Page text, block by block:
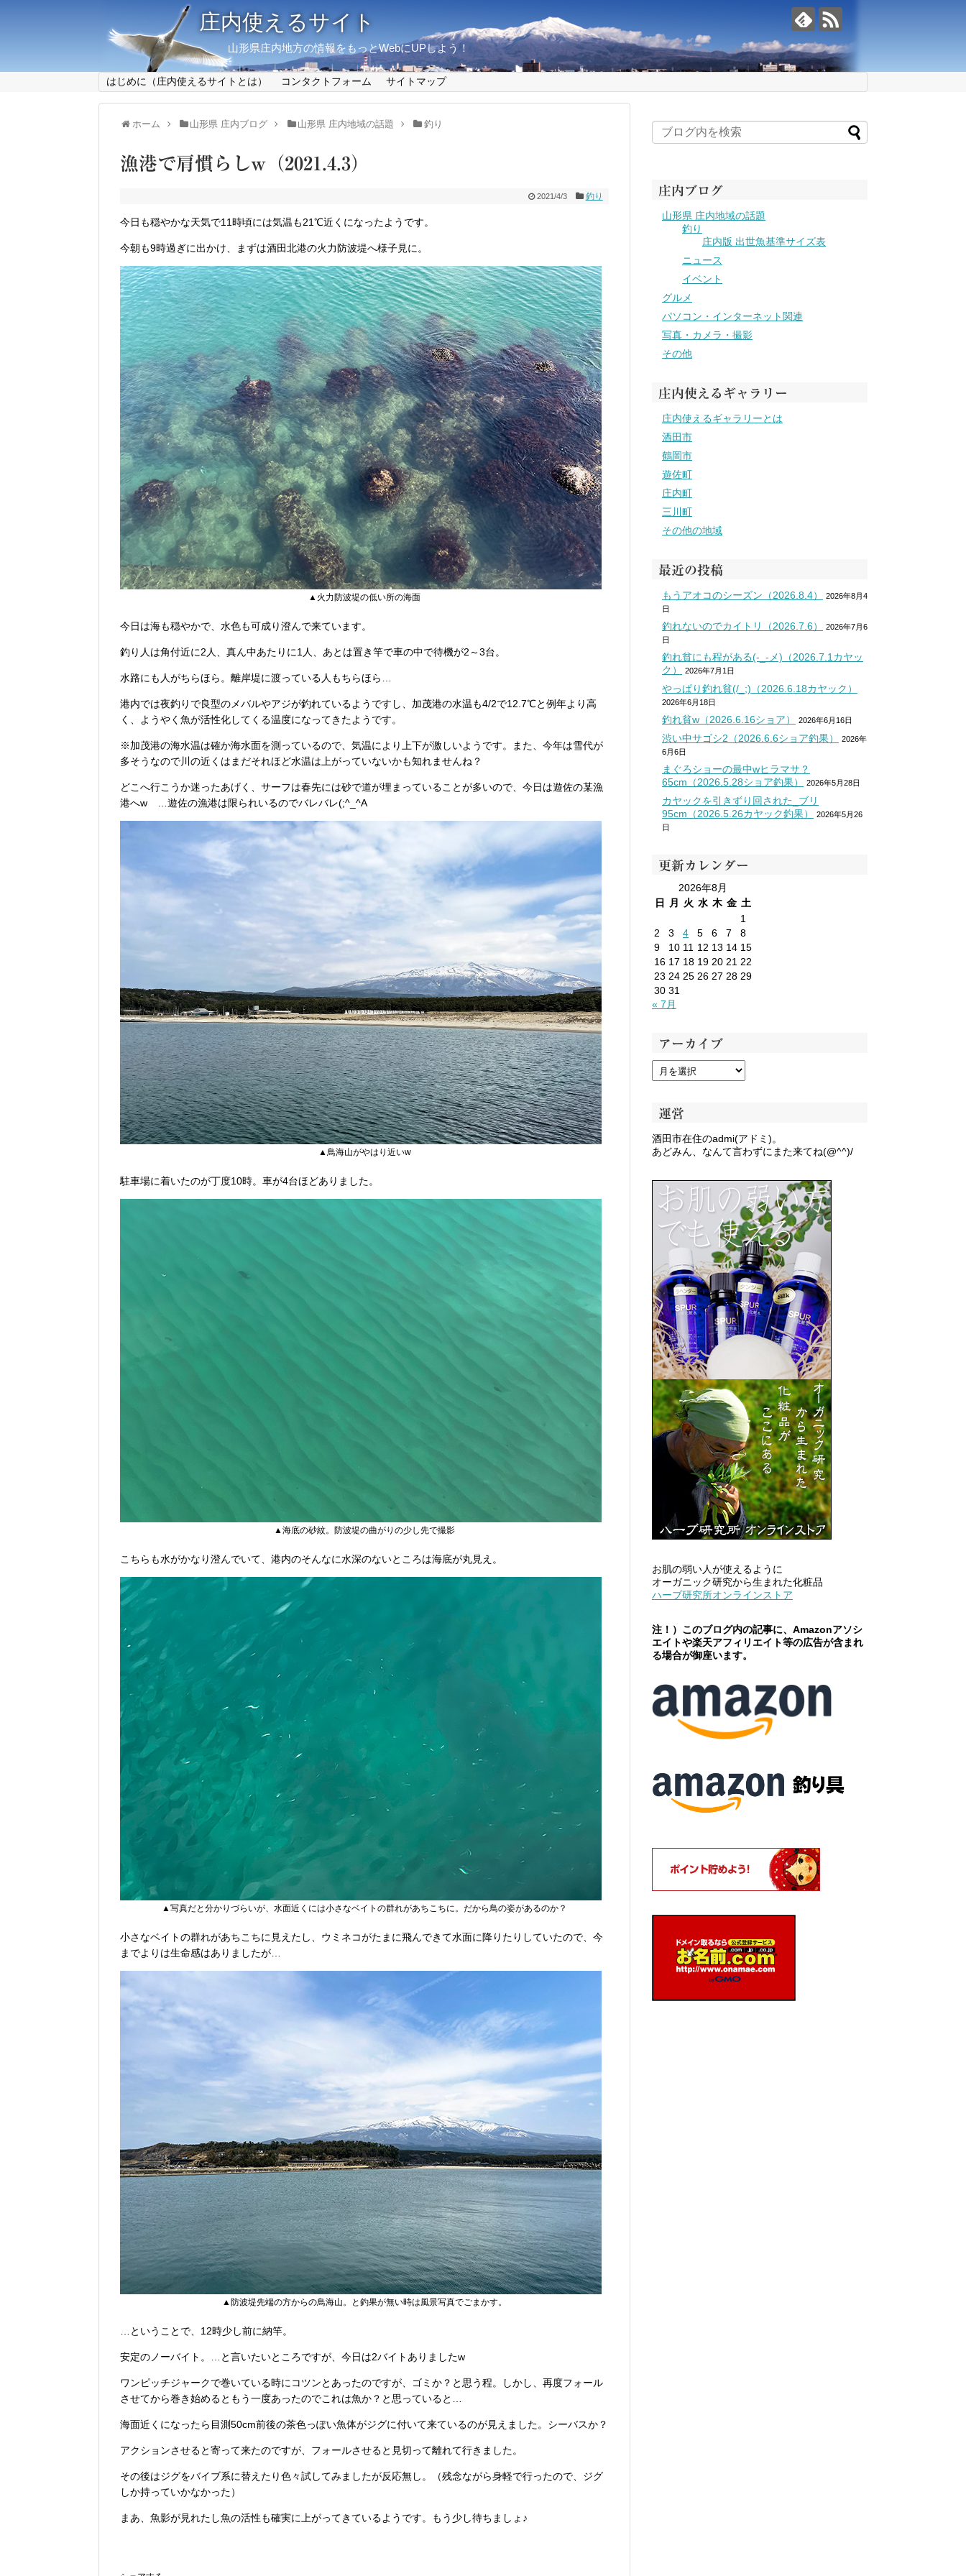
庄内使えるサイト
山形県庄内地方の情報をもっとWebにUPしよう！
はじめに（庄内使えるサイトとは） コンタクトフォーム サイトマップ
ホーム 山形県 庄内ブログ 山形県 庄内地域の話題 釣り
漁港で肩慣らしw（2021.4.3）
2021/4/3 釣り
今日も穏やかな天気で11時頃には気温も21℃近くになったようです。
今朝も9時過ぎに出かけ、まずは酒田北港の火力防波堤へ様子見に。
▲火力防波堤の低い所の海面
今日は海も穏やかで、水色も可成り澄んで来ています。
釣り人は角付近に2人、真ん中あたりに1人、あとは置き竿で車の中で待機が2～3台。
水路にも人がちらほら。離岸堤に渡っている人もちらほら…
港内では夜釣りで良型のメバルやアジが釣れているようですし、加茂港の水温も4/2で12.7℃と例年より高
く、ようやく魚が活性化してくる温度になってきたようです。
※加茂港の海水温は確か海水面を測っているので、気温により上下が激しいようです。また、今年は雪代が
多そうなので川の近くはまだそれほど水温は上がっていないかも知れませんね？
どこへ行こうか迷ったあげく、サーフは春先には砂で道が埋まっていることが多いので、今日は遊佐の某漁
港へw …遊佐の漁港は限られいるのでバレバレ(;^_^A
▲鳥海山がやはり近いw
駐車場に着いたのが丁度10時。車が4台ほどありました。
▲海底の砂紋。防波堤の曲がりの少し先で撮影
こちらも水がかなり澄んでいて、港内のそんなに水深のないところは海底が丸見え。
▲写真だと分かりづらいが、水面近くには小さなベイトの群れがあちこちに。だから鳥の姿があるのか？
小さなベイトの群れがあちこちに見えたし、ウミネコがたまに飛んできて水面に降りたりしていたので、今
までよりは生命感はありましたが…
▲防波堤先端の方からの鳥海山。と釣果が無い時は風景写真でごまかす。
…ということで、12時少し前に納竿。
安定のノーバイト。…と言いたいところですが、今日は2バイトありましたw
ワンピッチジャークで巻いている時にコツンとあったのですが、ゴミか？と思う程。しかし、再度フォール
させてから巻き始めるともう一度あったのでこれは魚か？と思っていると…
海面近くになったら目測50cm前後の茶色っぽい魚体がジグに付いて来ているのが見えました。シーバスか？
アクションさせると寄って来たのですが、フォールさせると見切って離れて行きました。
その後はジグをバイブ系に替えたり色々試してみましたが反応無し。（残念ながら身軽で行ったので、ジグ
しか持っていかなかった）
まあ、魚影が見れたし魚の活性も確実に上がってきているようです。もう少し待ちましょ♪
庄内ブログ
山形県 庄内地域の話題
釣り
庄内版 出世魚基準サイズ表
ニュース
イベント
グルメ
パソコン・インターネット関連
写真・カメラ・撮影
その他
庄内使えるギャラリー
庄内使えるギャラリーとは
酒田市
鶴岡市
遊佐町
庄内町
三川町
その他の地域
最近の投稿
もうアオコのシーズン（2026.8.4）
2026年8月4
日
釣れないのでカイトリ（2026.7.6）
2026年7月6
日
釣れ貧にも程がある(-_-メ)（2026.7.1カヤッ
ク）
2026年7月1日
やっぱり釣れ貧(/_;)（2026.6.18カヤック）
2026年6月18日
釣れ貧w（2026.6.16ショア） 2026年6月16日
渋い中サゴシ2（2026.6.6ショア釣果）
2026年
6月6日
まぐろショーの最中wヒラマサ？
65cm（2026.5.28ショア釣果）
2026年5月28日
カヤックを引きずり回された_ブリ
95cm（2026.5.26カヤック釣果）
2026年5月26
日
更新カレンダー
2026年8月
日
月 火 水 木 金 土
1
2
3 4 5 6 7
8
9
10 11 12 13 14 15
16 17 18 19 20 21 22
23 24 25 26 27 28 29
30 31
« 7月
アーカイブ
運営
酒田市在住のadmi(アドミ)。
あどみん、なんて言わずにまた来てね(@^^)/
お肌の弱い人が使えるように
オーガニック研究から生まれた化粧品
ハーブ研究所オンラインストア
注！）このブログ内の記事に、Amazonアソシ
エイトや楽天アフィリエイト等の広告が含まれ
る場合が御座います。